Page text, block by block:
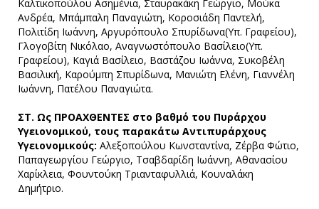
Καλτικοπούλου Ασημένια, Σταυρακάκη Γεώργιο, Μούκα
Ανδρέα, Μπάμπαλη Παναγιώτη, Κοροσιάδη Παντελή,
Πολιτίδη Ιωάννη, Αργυρόπουλο Σπυρίδωνα(Υπ. Γραφείου),
Γλογοβίτη Νικόλαο, Αναγνωστόπουλο Βασίλειο(Υπ.
Γραφείου), Καγιά Βασίλειο, Βαστάζου Ιωάννα, Συκοβέλη
Βασιλική, Καρούμπη Σπυρίδωνα, Μανιώτη Ελένη, Γιαννέλη
Ιωάννη, Πατέλου Παναγιώτα.
ΣΤ. Ως ΠΡΟΑΧΘΕΝΤΕΣ στο βαθμό του Πυράρχου
Υγειονομικού, τους παρακάτω Αντιπυράρχους
Υγειονομικούς: Αλεξοπούλου Κωνσταντίνα, Ζέρβα Φώτιο,
Παπαγεωργίου Γεώργιο, Τσαβδαρίδη Ιωάννη, Αθανασίου
Χαρίκλεια, Φουντούκη Τριανταφυλλιά, Κουναλάκη
Δημήτριο.